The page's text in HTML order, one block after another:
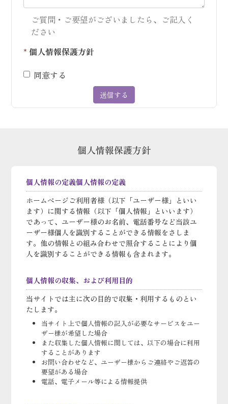
ご質問・ご要望がございましたら、ご記入く
ださい
*個人情報保護方針
同意する
送信する
個人情報保護方針
個人情報の定義個人情報の定義
ホームページご利用者様（以下「ユーザー様」といい
ます）に関する情報（以下「個人情報」といいます）
であって、ユーザー様のお名前、電話番号など当該ユ
ーザー様個人を識別することができる情報をさしま
す。他の情報との組み合わせで照合することにより個
人を識別することができる情報も含まれます。
個人情報の収集、および利用目的
当サイトでは主に次の目的で収集・利用するものとい
たします。
当サイト上で個人情報の記入が必要なサービスをユー
ザー様が希望した場合
また収集した個人情報に関しては、以下の場合に利用
することがあります
お問い合わせなど、ユーザー様からご連絡やご返答の
要望がある場合
電話、電子メール等による情報提供